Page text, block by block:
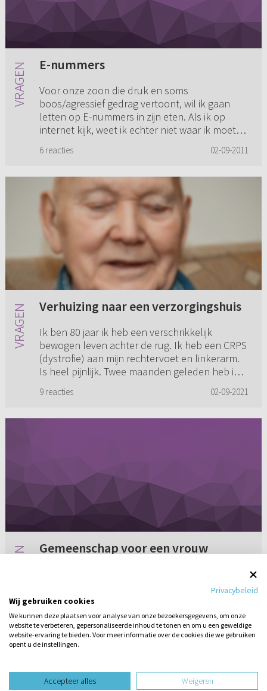
E-nummers
Voor onze zoon die druk en soms
boos/agressief gedrag vertoont, wil ik gaan
letten op E-nummers in zijn eten. Als ik op
internet kijk, weet ik echter niet waar ik moet
6 reacties 02-09-2011
Verhuizing naar een verzorgingshuis
Ik ben 80 jaar ik heb een verschrikkelijk
bewogen leven achter de rug. Ik heb een CRPS
(dystrofie) aan mijn rechtervoet en linkerarm.
Is heel pijnlijk. Twee maanden geleden heb ik
9 reacties 02-09-2021
Gemeenschap voor een vrouw
6 reacties 02-09-2010
design website dooreen vraag
Privacybeleid
Wij gebruiken cookies
We kunnen deze plaatsen voor analyse van onze bezoekersgegevens, om onze
website te verbeteren, gepersonaliseerde inhoud te tonen en om u een geweldige
website-ervaring te bieden. Voor meer informatie over de cookies die we gebruiken
opent u de instellingen.
Accepteer alles Weigeren